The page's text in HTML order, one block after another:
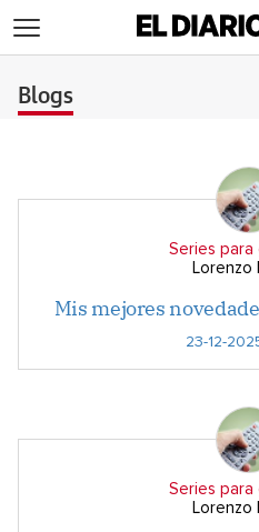
Blogs
Series para
Lorenzo
Mis mejores
23-12-
Series para
Lorenzo